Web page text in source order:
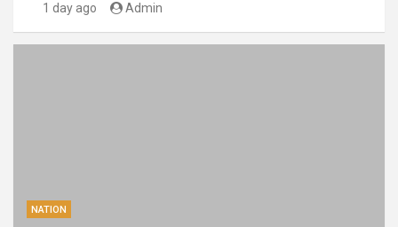
1 day ago Admin
NATION